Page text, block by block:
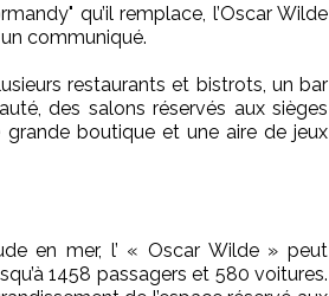
qu’il remplace, l’Oscar Wilde
communiqué.
restaurants et bistrots, un bar
des salons réservés aux sièges
boutique et une aire de jeux
en mer, l’ « Oscar Wilde » peut
1458 passagers et 580 voitures.